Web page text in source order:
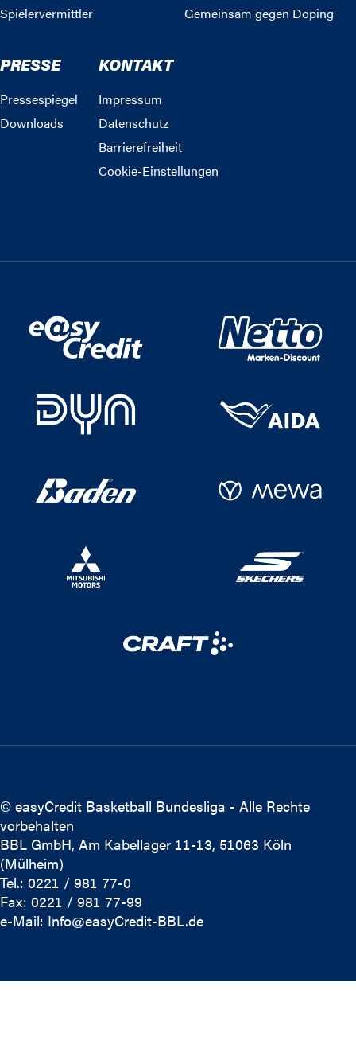
Spielervermittler
Gemeinsam gegen Doping
PRESSE
Pressespiegel
Downloads
KONTAKT
Impressum
Datenschutz
Barrierefreiheit
Cookie-Einstellungen
© easyCredit Basketball Bundesliga - Alle Rechte
vorbehalten
BBL GmbH, Am Kabellager 11-13, 51063 Köln
(Mülheim)
Tel.: 0221 / 981 77-0
Fax: 0221 / 981 77-99
e-Mail: Info@easyCredit-BBL.de